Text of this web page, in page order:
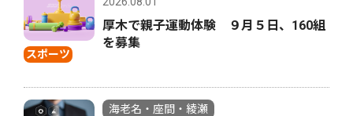
スポーツ
厚木で親子運動体験 ９月５日、160組
を募集
海老名・座間・綾瀬